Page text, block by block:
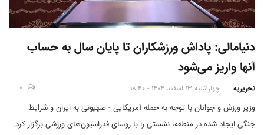
دنیامالی: پاداش ورزشکاران تا پایان سال به حساب
آنها واریز می‌شود
تحریریه چهارشنبه 13 اسفند 1404 - 18:40 0
وزیر ورزش و جوانان با توجه به حمله آمریکایی - صهیونی به ایران و شرایط
جنگی ایجاد شده در منطقه، نشستی را با روسای فدراسیون‌های ورزشی برگزار کرد.